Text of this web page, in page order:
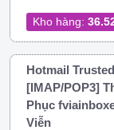
Kho hàng:
Hotmail
[IMAP/POP3]
Phục
Viễn